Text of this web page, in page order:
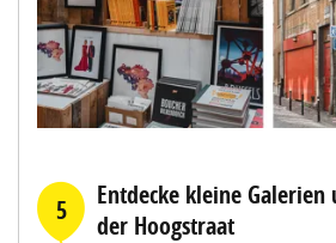
5
Entdecke kleine Galerien
der Hoogstraat